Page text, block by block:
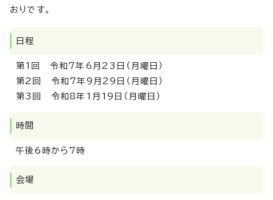
おりです。
日程
第1回 令和7年6月23日（月曜日）
第2回 令和7年9月29日（月曜日）
第3回 令和8年1月19日（月曜日）
時間
午後6時から7時
会場